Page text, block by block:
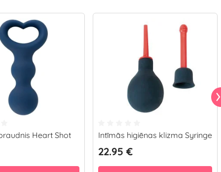
Heart Shot Intīmās higiēnas klizma Syringe
22.95 €